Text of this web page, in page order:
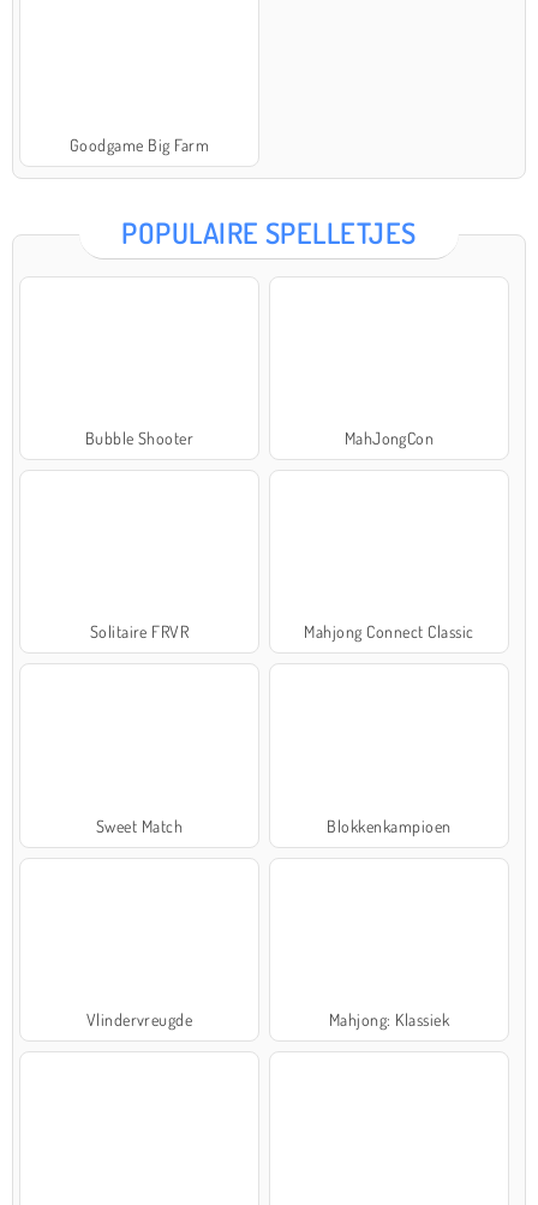
Goodgame Big Farm
POPULAIRE SPELLETJES
Bubble Shooter MahJongCon
Solitaire FRVR Mahjong Connect Classic
Sweet Match Blokkenkampioen
Vlindervreugde Mahjong: Klassiek